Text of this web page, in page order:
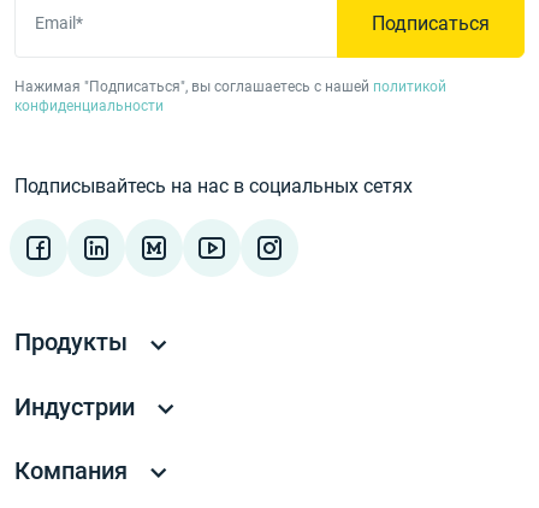
Email* Подписаться
Нажимая "Подписаться", вы соглашаетесь с нашей политикой
конфиденциальности
Подписывайтесь на нас в социальных сетях
Продукты
Индустрии
Компания